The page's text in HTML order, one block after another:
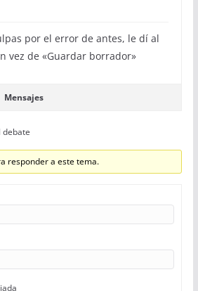
por el error de antes, le dí al
vez de «Guardar borrador»
Mensajes
debate
responder a este tema.